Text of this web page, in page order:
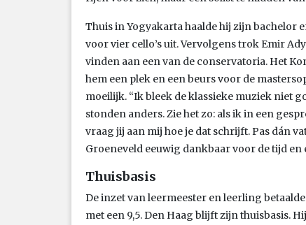
Thuis in Yogyakarta haalde hij zijn bachelor
voor vier cello’s uit. Vervolgens trok Emir
vinden aan een van de conservatoria. Het
hem een plek en een beurs voor de
moeilijk. “Ik bleek de klassieke muziek niet
stonden anders. Zie het zo: als ik in een
vraag jij aan mij hoe je dat schrijft. Pas dán
Groeneveld eeuwig dankbaar voor de tijd en
Thuisbasis
De inzet van leermeester en leerling
met een 9,5. Den Haag blijft zijn thuisbasis.